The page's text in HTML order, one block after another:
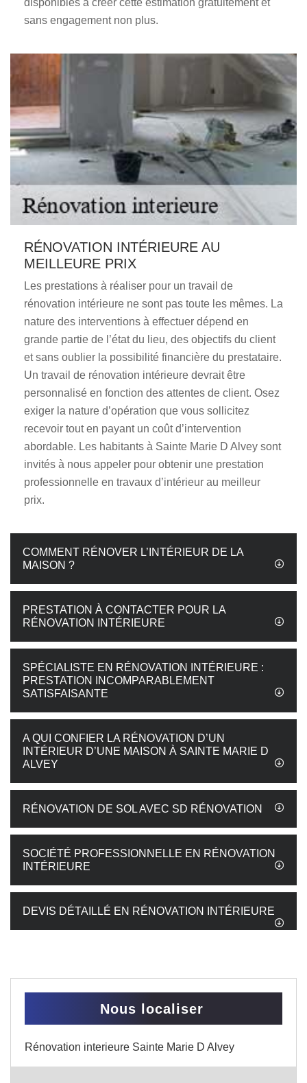
disponibles à créer cette estimation gratuitement et
sans engagement non plus.
RÉNOVATION INTÉRIEURE AU
MEILLEURE PRIX
Les prestations à réaliser pour un travail de
rénovation intérieure ne sont pas toute les mêmes. La
nature des interventions à effectuer dépend en
grande partie de l’état du lieu, des objectifs du client
et sans oublier la possibilité financière du prestataire.
Un travail de rénovation intérieure devrait être
personnalisé en fonction des attentes de client. Osez
exiger la nature d’opération que vous sollicitez
recevoir tout en payant un coût d’intervention
abordable. Les habitants à Sainte Marie D Alvey sont
invités à nous appeler pour obtenir une prestation
professionnelle en travaux d’intérieur au meilleur
prix.
COMMENT RÉNOVER L’INTÉRIEUR DE LA
MAISON ?
PRESTATION À CONTACTER POUR LA
RÉNOVATION INTÉRIEURE
SPÉCIALISTE EN RÉNOVATION INTÉRIEURE :
PRESTATION INCOMPARABLEMENT
SATISFAISANTE
A QUI CONFIER LA RÉNOVATION D’UN
INTÉRIEUR D’UNE MAISON À SAINTE MARIE D
ALVEY
RÉNOVATION DE SOL AVEC SD RÉNOVATION
SOCIÉTÉ PROFESSIONNELLE EN RÉNOVATION
INTÉRIEURE
DEVIS DÉTAILLÉ EN RÉNOVATION INTÉRIEURE
Nous localiser
Rénovation interieure Sainte Marie D Alvey